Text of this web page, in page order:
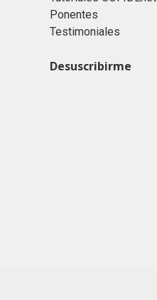
Ponentes
Testimoniales
Desuscribirme